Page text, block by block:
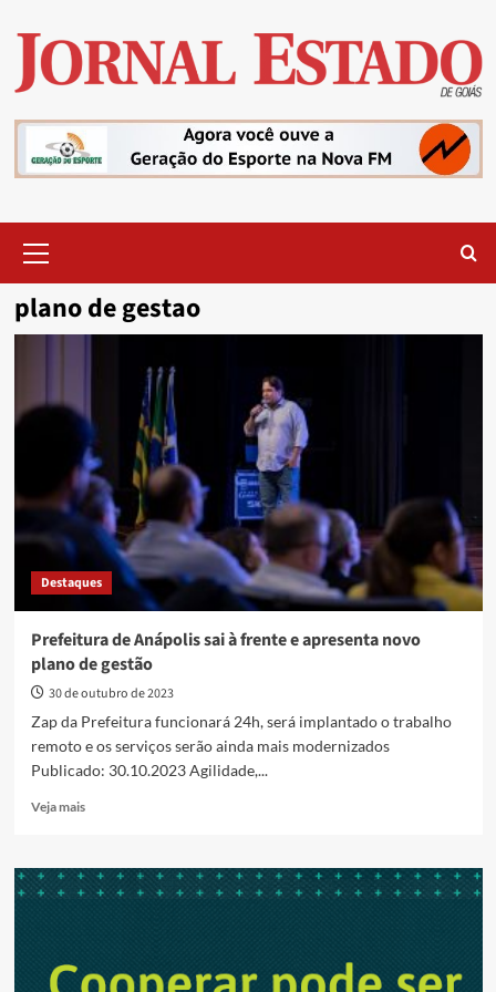
content
Menu
plano de gestao
Destaques
Prefeitura de Anápolis sai à frente e apresenta novo
plano de gestão
30 de outubro de 2023
Zap da Prefeitura funcionará 24h, será implantado o trabalho
remoto e os serviços serão ainda mais modernizados
Publicado: 30.10.2023 Agilidade,...
Veja maisRead
Prefeitura
frente